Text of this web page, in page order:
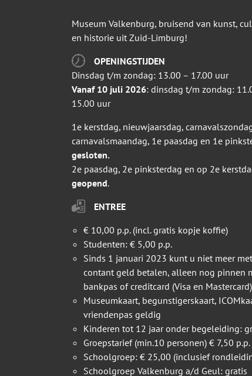
Museum Valkenburg, bruisend van kunst,
en historie uit Zuid-Limburg!
OPENINGSTIJDEN
Dinsdag t/m zondag: 13.00 – 17.00 uur
Vanaf 10 juli 2026: dinsdag t/m zondag:
15.00 uur
1e kerstdag, nieuwjaarsdag,
carnavalsmaandag, 1e paasdag en 1e
gesloten.
2e paasdag, 2e pinksterdag en op 2e
geopend.
ENTREE
€ 10,00 p.p. (incl. gratis kopje koffie)
Studenten: € 5,00 p.p.
Sinds 1 januari 2023 kunt u niet meer met
contant geld betalen, alleen nog pinnen
bankpas of creditcard (Visa en Mastercard)
Museumkaart, begunstigerskaart,
vriendenpas geldig
Kinderen tot 12 jaar onder begeleiding:
Groepstarief (min.10 personen) € 7,50 p.p.
Schoolgroep: € 25,00 (inclusief
Schoolgroep Valkenburg a/d Geul: gratis